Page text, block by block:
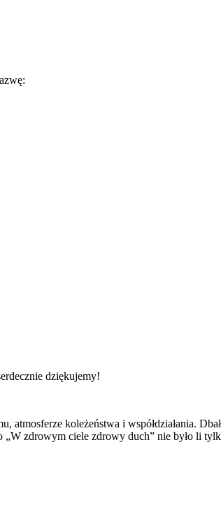
dziękujemy!
koleżeństwa i współdziałania.
zdrowym ciele zdrowy duch” nie było li